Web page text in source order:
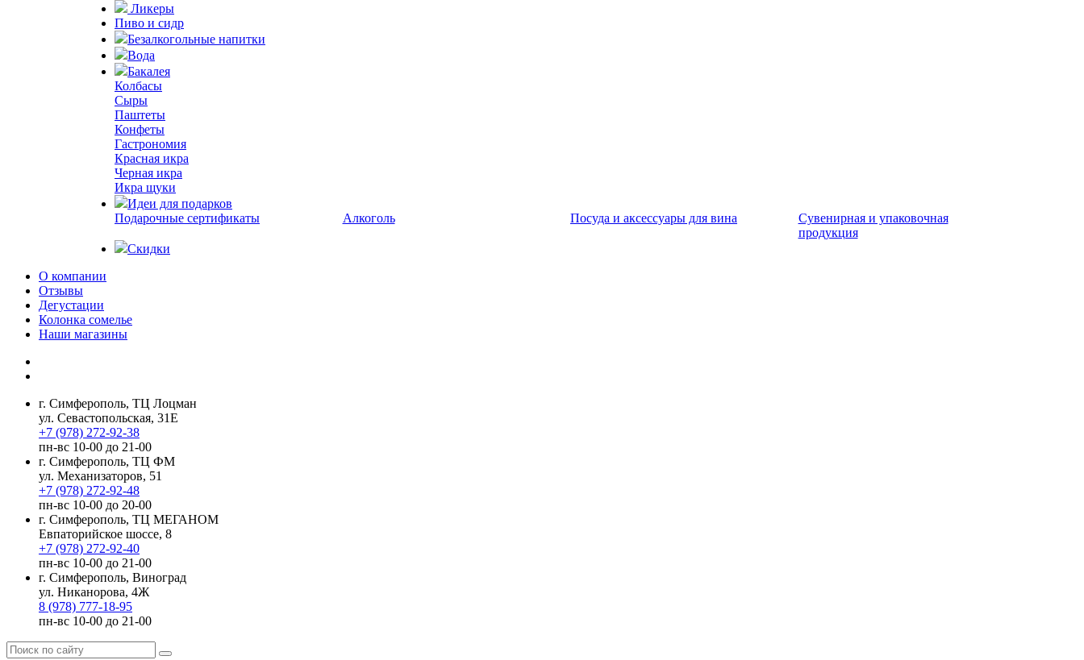
Ликеры
Пиво и сидр
Безалкогольные напитки
Вода
Бакалея
Колбасы
Сыры
Паштеты
Конфеты
Гастрономия
Красная икра
Черная икра
Икра щуки
Идеи для подарков
Подарочные сертификаты
Алкоголь Посуда и аксессуары для вина
Сувенирная и упаковочная
продукция
Скидки
О компании
Отзывы
Дегустации
Колонка сомелье
Наши магазины
г. Симферополь, ТЦ Лоцман
ул. Севастопольская, 31Е
+7 (978) 272-92-38
пн-вс 10-00 до 21-00
г. Симферополь, ТЦ ФМ
ул. Механизаторов, 51
+7 (978) 272-92-48
пн-вс 10-00 до 20-00
г. Симферополь, ТЦ МЕГАНОМ
Евпаторийское шоссе, 8
+7 (978) 272-92-40
пн-вс 10-00 до 21-00
г. Симферополь, Виноград
ул. Никанорова, 4Ж
8 (978) 777-18-95
пн-вс 10-00 до 21-00